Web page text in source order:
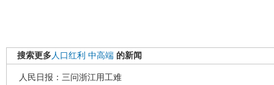
搜索更多 人口红利 中高端 的新闻
人民日报：三问浙江用工难